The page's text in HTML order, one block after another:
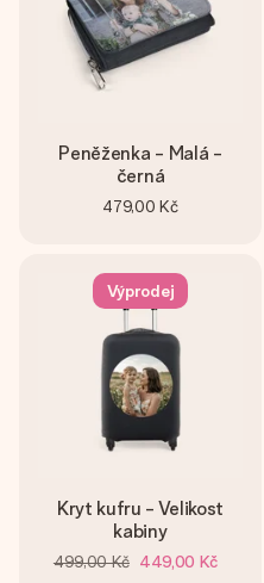
Peněženka - Malá -
černá
479,00 Kč
Výprodej
Kryt kufru - Velikost
kabiny
499,00 Kč 449,00 Kč